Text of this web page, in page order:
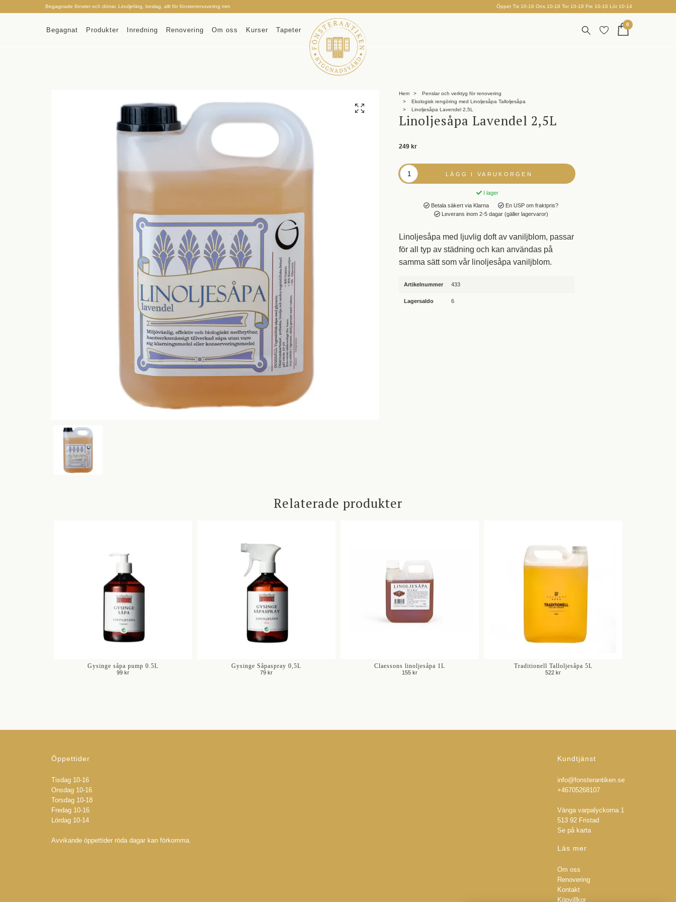
Begagnade fönster och dörrar. Linoljefärg, beslag, allt för fönsterrenovering mm Öppet Tis 10-16 Ons 10-16 Tor 10-18 Fre 10-16 Lör 10-14
Begagnat Produkter Inredning Renovering Om oss Kurser Tapeter
0
Hem
Penslar och verktyg för renovering
Ekologisk rengöring med Linoljesåpa Talloljesåpa
Linoljesåpa Lavendel 2,5L
Linoljesåpa Lavendel 2,5L
249 kr
LÄGG I VARUKORGEN
I lager
Betala säkert via Klarna
En USP om fraktpris?
Leverans inom 2-5 dagar (gäller lagervaror)
Linoljesåpa med ljuvlig doft av vaniljblom, passar
för all typ av städning och kan användas på
samma sätt som vår linoljesåpa vaniljblom.
Artikelnummer 433
Lagersaldo 6
Relaterade produkter
Gysinge såpa pump 0.5L
99 kr
Gysinge Såpaspray 0,5L
79 kr
Claessons linoljesåpa 1L
155 kr
Traditionell Talloljesåpa 5L
522 kr
Öppettider
Tisdag 10-16
Onsdag 10-16
Torsdag 10-18
Fredag 10-16
Lördag 10-14
Avvikande öppettider röda dagar kan förkomma.
Kundtjänst
info@fonsterantiken.se
+46705268107
Vänga varpalyckorna 1
513 92 Fristad
Se på karta
Läs mer
Om oss
Renovering
Kontakt
Köpvillkor